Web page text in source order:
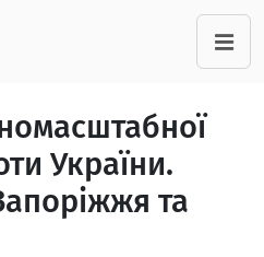
України.
та